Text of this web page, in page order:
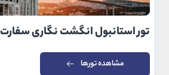
تور استانبول انگشت نگاری سفارت
مشاهده تورها